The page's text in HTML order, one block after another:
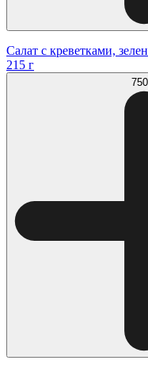
Салат с креветками,
215 г